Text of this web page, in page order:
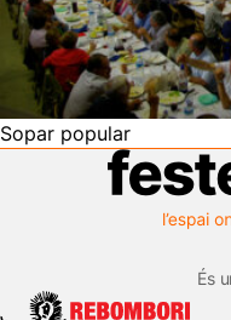
Sopar popular
És